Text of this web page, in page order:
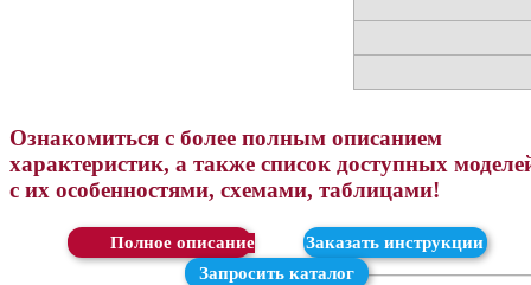
Ознакомиться с более полным описанием
характеристик, а также список доступных
с их особенностями, схемами, таблицами!
Скачать
Заказать инструкции
Запросить каталог